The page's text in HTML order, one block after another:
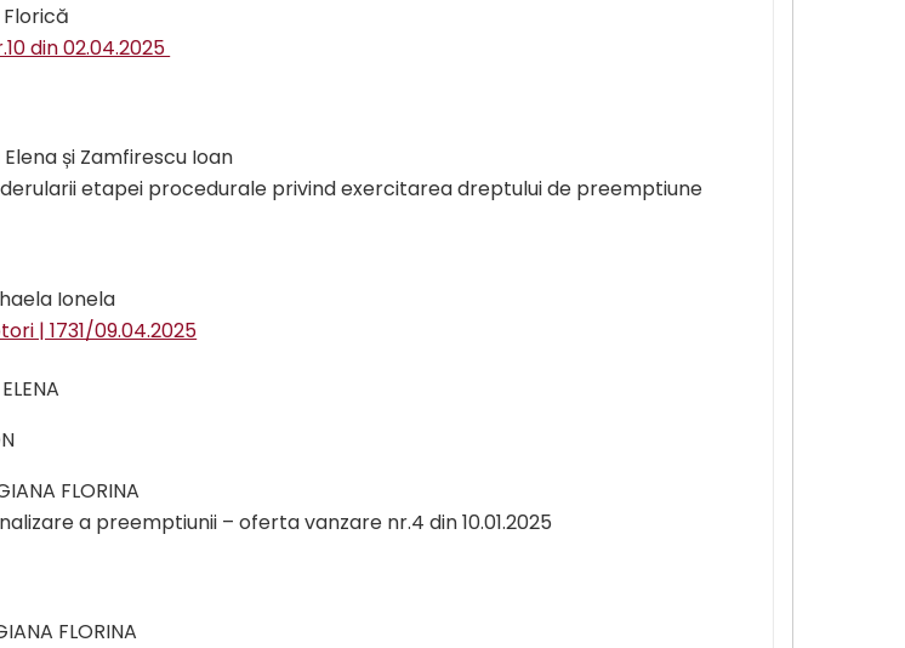
din 02.04.2025
și Zamfirescu Ioan
etapei procedurale privind exercitarea dreptului de preemptiune
Ionela
| 1731/09.04.2025
FLORINA
a preemptiunii – oferta vanzare nr.4 din 10.01.2025
FLORINA